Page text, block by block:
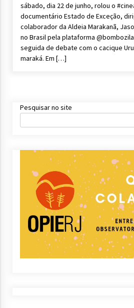
sábado, dia 22 de junho, rolou o
documentário Estado de Exceção,
colaborador da Aldeia Marakanã,
no Brasil pela plataforma
seguida de debate com o cacique
maraká. Em […]
Pesquisar no site